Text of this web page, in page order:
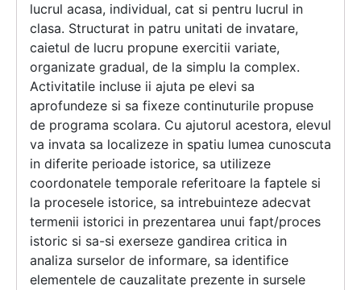
lucrul acasa, individual, cat si pentru lucrul in
clasa. Structurat in patru unitati de invatare,
caietul de lucru propune exercitii variate,
organizate gradual, de la simplu la complex.
Activitatile incluse ii ajuta pe elevi sa
aprofundeze si sa fixeze continuturile propuse
de programa scolara. Cu ajutorul acestora, elevul
va invata sa localizeze in spatiu lumea cunoscuta
in diferite perioade istorice, sa utilizeze
coordonatele temporale referitoare la faptele si
la procesele istorice, sa intrebuinteze adecvat
termenii istorici in prezentarea unui fapt/proces
istoric si sa-si exerseze gandirea critica in
analiza surselor de informare, sa identifice
elementele de cauzalitate prezente in sursele